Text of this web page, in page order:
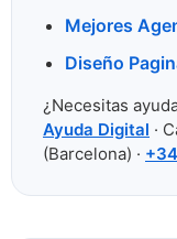
Mejores
Diseño
¿Necesitas
Ayuda Digital ·
(Barcelona) ·